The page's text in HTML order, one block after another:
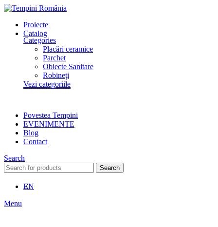
Proiecte
Catalog
Categories
Placări ceramice
Parchet
Obiecte Sanitare
Robineți
Vezi categoriile
Povestea Tempini
EVENIMENTE
Blog
Contact
Search
Search
EN
Menu